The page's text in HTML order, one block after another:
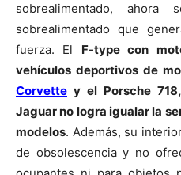
sobrealimentado,
sobrealimentado que
fuerza. El F-type con
vehículos deportivos de
Corvette y el Porsche
Jaguar no logra igualar la
modelos. Además, su
de obsolescencia y no